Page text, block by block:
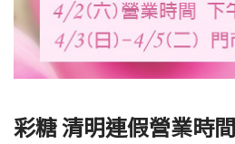
彩糖 清明連假營業時